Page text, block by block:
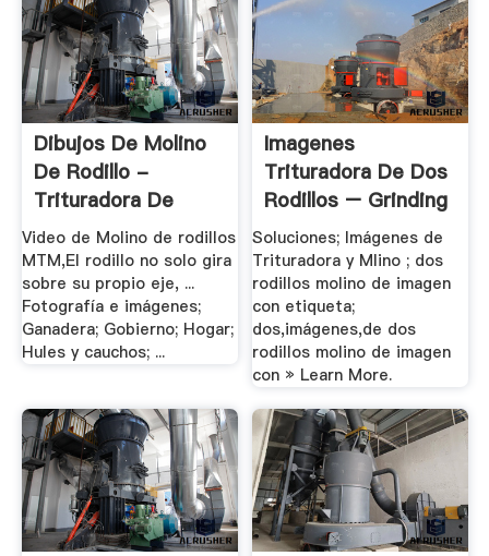
Dibujos De Molino
De Rodillo -
Trituradora De
Cono
Video de Molino de rodillos
MTM,El rodillo no solo gira
sobre su propio eje, ...
Fotografía e imágenes;
Ganadera; Gobierno; Hogar;
Hules y cauchos; ...
Imagenes
Trituradora De Dos
Rodillos – Grinding
.
Soluciones; Imágenes de
Trituradora y Mlino ; dos
rodillos molino de imagen
con etiqueta;
dos,imágenes,de dos
rodillos molino de imagen
con » Learn More.